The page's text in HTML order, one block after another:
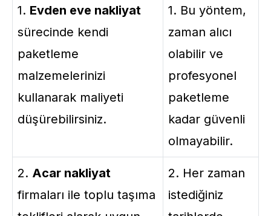
1. Evden eve nakliyat
sürecinde kendi
paketleme
malzemelerinizi
kullanarak maliyeti
düşürebilirsiniz.
1. Bu yöntem,
zaman alıcı
olabilir ve
profesyonel
paketleme
kadar güvenli
olmayabilir.
2. Acar nakliyat
firmaları ile toplu taşıma
2. Her zaman
istediğiniz